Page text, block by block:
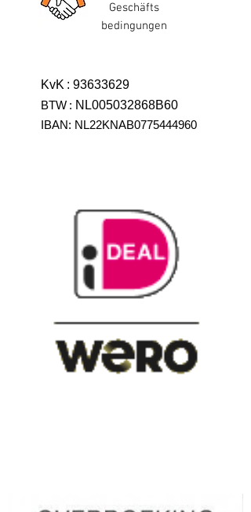
Geschäfts
bedingungen
KvK : 93633629
BTW : NL005032868B60
IBAN: NL22KNAB0775444960